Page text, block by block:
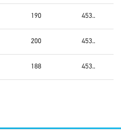
190 453..
200 453..
188 453..